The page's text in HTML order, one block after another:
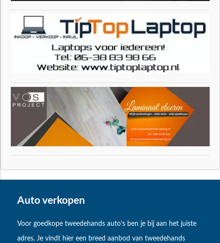
Auto verkopen
Voor goedkope tweedehands auto’s ben je bij aan het juiste
adres. Je vindt hier een breed aanbod van tweedehands